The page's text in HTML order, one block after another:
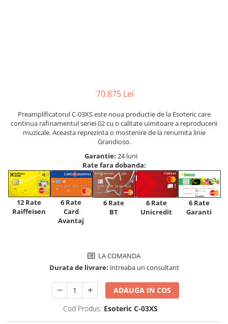
70.875 Lei
Preamplificatorul C-03XS este noua productie de la Esoteric care
continua rafinamentul seriei 02 cu o calitate uimitoare a reproducerii
muzicale. Aceasta reprezinta o mostenire de la renumita linie
Grandioso.
Garantie: 24 luni
Rate fara dobanda:
12 Rate
Raiffeisen
6 Rate
Card
Avantaj
6 Rate
BT
6 Rate
Unicredit
6 Rate
Garanti
LA COMANDA
Durata de livrare: intreaba un consultant
ADAUGA IN COS
Cod Produs: Esoteric C-03XS